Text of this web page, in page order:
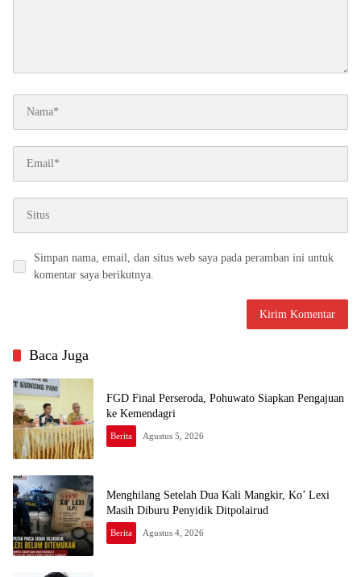
Simpan nama, email, dan situs web saya pada peramban ini untuk
komentar saya berikutnya.
Baca Juga
FGD Final Perseroda, Pohuwato Siapkan Pengajuan
ke Kemendagri
Berita Agustus 5, 2026
Menghilang Setelah Dua Kali Mangkir, Ko’ Lexi
Masih Diburu Penyidik Ditpolairud
Berita Agustus 4, 2026